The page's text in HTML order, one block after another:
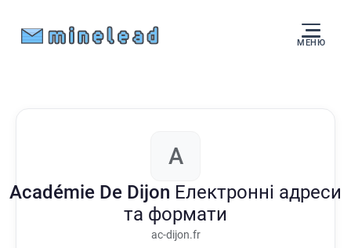
МЕНЮ
A
Académie De Dijon Електронні адреси
та формати
ac-dijon.fr